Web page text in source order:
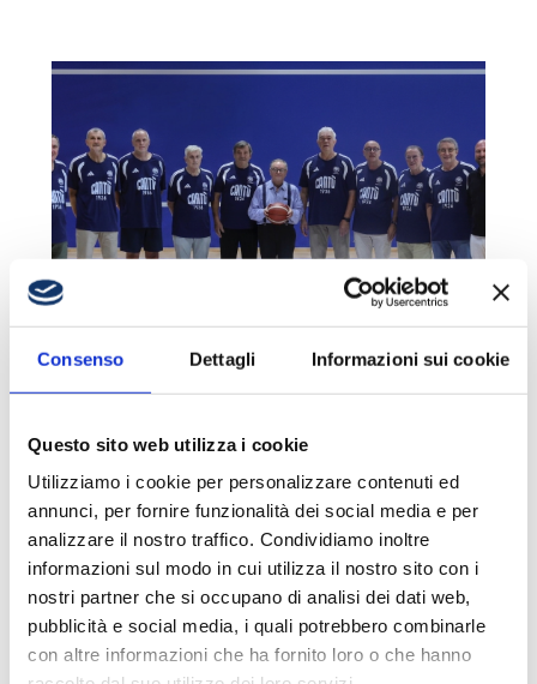
Consenso Dettagli Informazioni sui cookie
Questo sito web utilizza i cookie
Utilizziamo i cookie per personalizzare contenuti ed
annunci, per fornire funzionalità dei social media e per
analizzare il nostro traffico. Condividiamo inoltre
informazioni sul modo in cui utilizza il nostro sito con i
nostri partner che si occupano di analisi dei dati web,
pubblicità e social media, i quali potrebbero combinarle
con altre informazioni che ha fornito loro o che hanno
LE LEGGENDE AL
7 Agosto 2026